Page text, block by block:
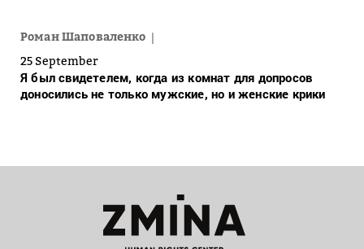
Роман Шаповаленко
25 September
Я был свидетелем, когда из комнат для допросов
доносились не только мужские, но и женские крики